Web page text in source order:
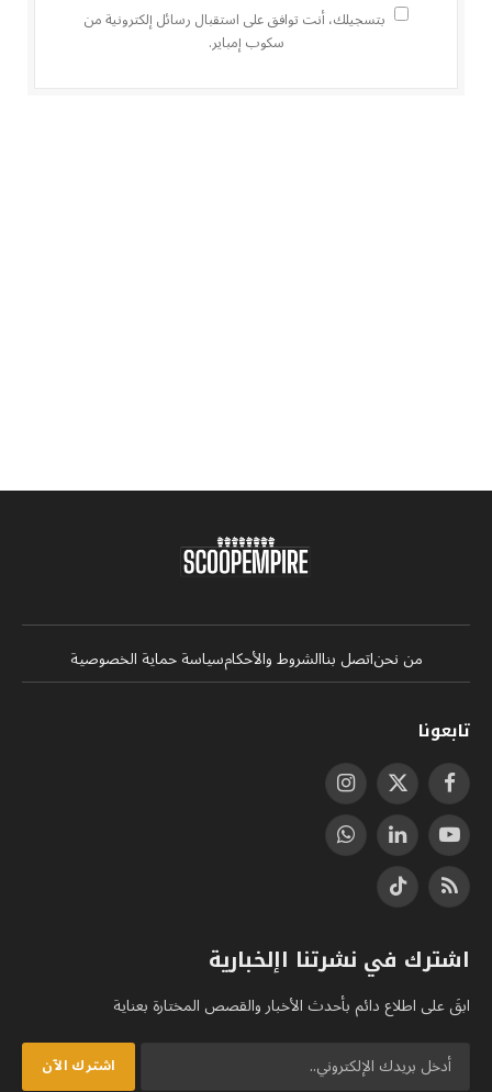
بتسجيلك، أنت توافق على استقبال رسائل إلكترونية من
سكوب إمباير.
من نحناتصل بناالشروط والأحكامسياسة حماية الخصوصية
تابعونا
فيسبوكX
(Twitter)
الانستغرام
يوتيوب لينكدإنواتساب
RSS
تيكتوك
اشترك في نشرتنا اإلخبارية
ابقَ على اطلاع دائم بأحدث الأخبار والقصص المختارة بعناية